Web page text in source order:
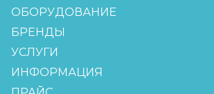
ОБОРУДОВАНИЕ
БРЕНДЫ
УСЛУГИ
ИНФОРМАЦИЯ